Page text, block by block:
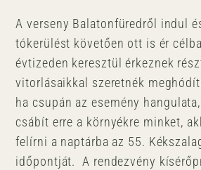
A verseny Balatonfüredről indul
tókerülést követően ott is ér
évtizeden keresztül érkeznek
vitorlásaikkal szeretnék
ha csupán az esemény
csábít erre a környékre minket,
felírni a naptárba az 55.
időpontját. A rendezvény